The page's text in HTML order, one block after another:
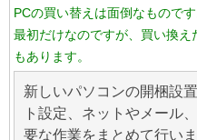
PCの買い替えは面倒なものです
最初だけなのですが、買い換
もあります。
新しいパソコンの開梱設
ト設定、ネットやメール
要な作業をまとめて行いま